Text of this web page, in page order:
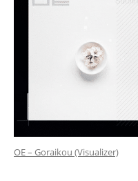
OE – Goraikou (Visualizer)